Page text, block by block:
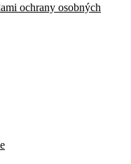
ochrany osobných